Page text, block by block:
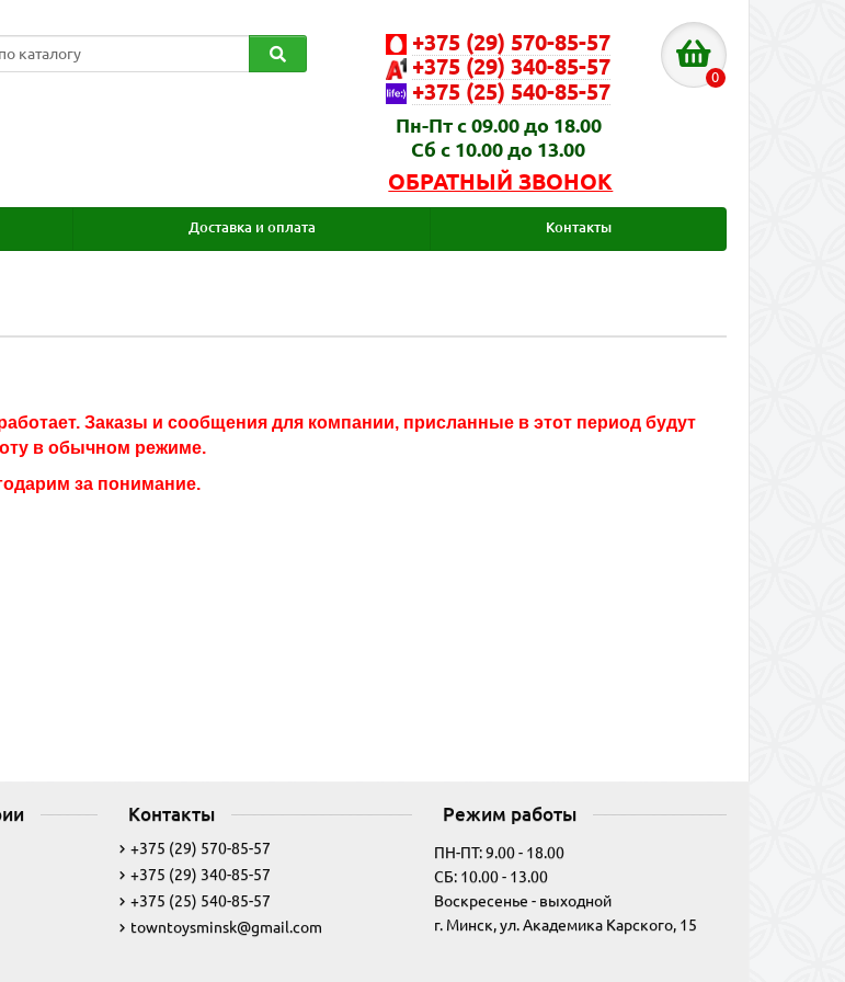
+375 (29) 570-85-57
+375 (29) 340-85-57
+375 (25) 540-85-57
Пн-Пт с 09.00 до 18.00
Сб с 10.00 до 13.00
ОБРАТНЫЙ ЗВОНОК
0
Доставка и оплата Контакты
Заказы и сообщения для компании, присланные в этот период будут
в обычном режиме.
за понимание.
Контакты
+375 (29) 570-85-57
+375 (29) 340-85-57
+375 (25) 540-85-57
towntoysminsk@gmail.com
Режим работы
ПН-ПТ: 9.00 - 18.00
СБ: 10.00 - 13.00
Воскресенье - выходной
г. Минск, ул. Академика Карского, 15